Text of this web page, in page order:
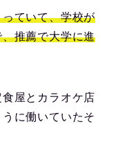
ていて、学校が
推薦で大学に進
屋とカラオケ店
に働いていたそ